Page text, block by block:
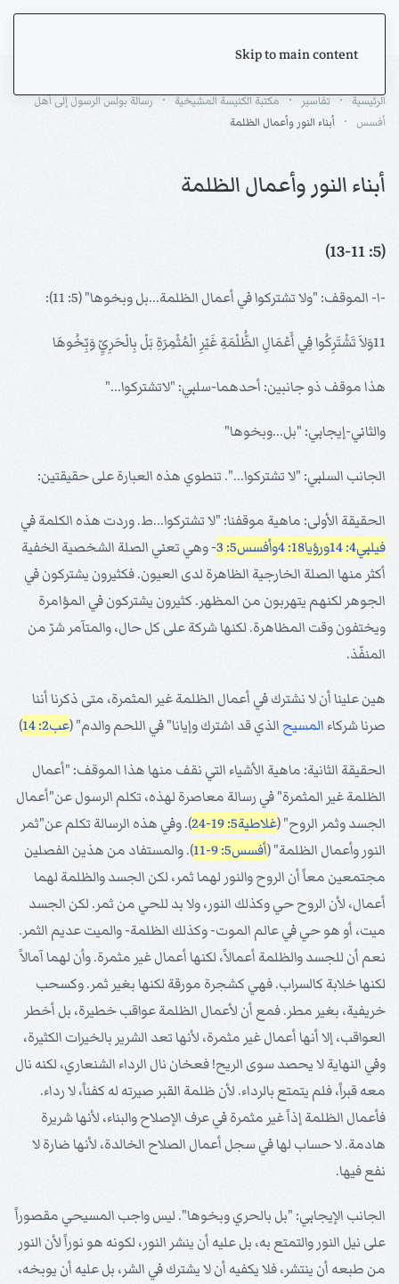
Skip to main content
الرئيسية تفاسير مكتبة الكنيسة المشيخية
رسالة بولس الرسول إلى أهل
أفسس
أبناء النور وأعمال الظلمة
أبناء النور وأعمال الظلمة
(5: 13-11)
-ا- الموقف: "ولا تشتركوا في أعمال الظلمة...بل وبخوها" (5: 11):
11وَلاَ تَشْتَرِكُوا فِي أَعْمَالِ الظُّلْمَةِ غَيْرِ الْمُثْمِرَةِ بَلْ بِالْحَرِيِّ وَبِّخُوهَا
هذا موقف ذو جانبين: أحدهما-سلبي: "لاتشتركوا..."
والثاني-إيجابي: "بل...وبخوها"
الجانب السلبي: "لا تشتركوا...". تنطوي هذه العبارة على حقيقتين:
الحقيقة الأولى: ماهية موقفنا: "لا تشتركوا...ط. وردت هذه الكلمة في
فيلبي4: 14
ورؤيا18: 4 وأفسس5: 3
- وهي تعني الصلة الشخصية الخفية
أكثر منها الصلة الخارجية الظاهرة لدى العيون. فكثيرون يشتركون في
الجوهر لكنهم يتهربون من المظهر. كثيرون يشتركون في المؤامرة
ويختفون وقت المظاهرة. لكنها شركة على كل حال، والمتآمر شرّ من
المنفّذ.
هين علينا أن لا نشترك في أعمال الظلمة غير المثمرة، متى ذكرنا أننا
صرنا شركاء المسيح الذي قد اشترك وإيانا" في اللحم والدم" (عب2: 14 )
الحقيقة الثانية: ماهية الأشياء التي نقف منها هذا الموقف: "أعمال
الظلمة غير المثمرة" في رسالة معاصرة لهذه، تكلم الرسول عن"أعمال
الجسد وثمر الروح" (غلاطية5: 19-24
). وفي هذه الرسالة تكلم عن"ثمر
النور وأعمال الظلمة" (أفسس5: 9-11
). والمستفاد من هذين الفصلين
مجتمعين معاً أن الروح والنور لهما ثمر، لكن الجسد والظلمة لهما
أعمال، لأن الروح حي وكذلك النور، ولا بد للحي من ثمر. لكن الجسد
ميت، أو هو حي في عالم الموت- وكذلك الظلمة- والميت عديم الثمر.
نعم أن للجسد والظلمة أعمالاً، لكنها أعمال غير مثمرة. وأن لهما آمالاً
لكنها خلابة كالسراب. فهي كشجرة مورقة لكنها بغير ثمر. وكسحب
خريفية، بغير مطر. فمع أن لأعمال الظلمة عواقب خطيرة، بل أخطر
العواقب، إلا أنها أعمال غير مثمرة، لأنها تعد الشرير بالخيرات الكثيرة،
وفي النهاية لا يحصد سوى الريح! فعخان نال الرداء الشنعاري، لكنه نال
معه قبراً، فلم يتمتع بالرداء. لأن ظلمة القبر صيرته له كفناً، لا رداء.
فأعمال الظلمة إذاً غير مثمرة في عرف الإصلاح والبناء، لأنها شريرة
هادمة. لا حساب لها في سجل أعمال الصلاح الخالدة، لأنها ضارة لا
نفع فيها.
الجانب الإيجابي: "بل بالحري وبخوها". ليس واجب المسيحي مقصوراً
على نيل النور والتمتع به، بل عليه أن ينشر النور، لكونه هو نوراً لأن النور
من طبعه أن ينتشر، فلا يكفيه أن لا يشترك في الشر، بل عليه أن يوبخه،